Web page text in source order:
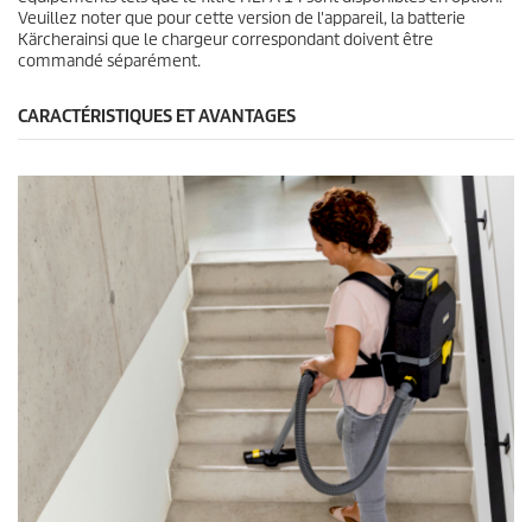
Veuillez noter que pour cette version de l'appareil, la batterie
Kärcherainsi que le chargeur correspondant doivent être
commandé séparément.
CARACTÉRISTIQUES ET AVANTAGES